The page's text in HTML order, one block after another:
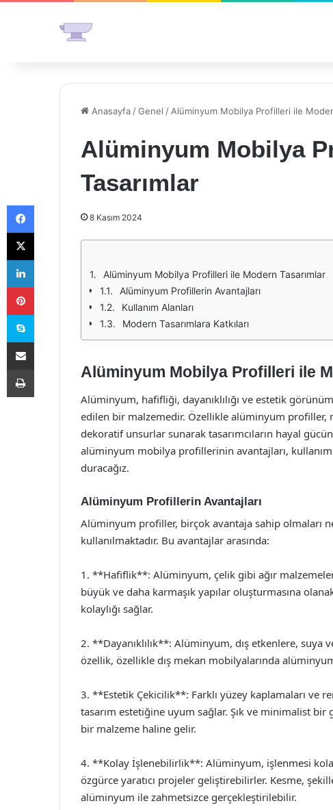
Anasayfa /Genel / Alüminyum Mobilya Profilleri ile
Alüminyum Mobilya
Tasarımlar
8 Kasım 2024
Alüminyum Mobilya Profilleri ile Modern Tasarımlar
Alüminyum Profillerin Avantajları
Kullanım Alanları
Modern Tasarımlara Katkıları
Alüminyum Mobilya Profilleri ile
Alüminyum, hafifliği, dayanıklılığı ve estetik
edilen bir malzemedir. Özellikle alüminyum profiller,
dekoratif unsurlar sunarak tasarımcıların hayal
alüminyum mobilya profillerinin avantajları,
duracağız.
Alüminyum Profillerin Avantajları
Alüminyum profiller, birçok avantaja sahip olmaları
kullanılmaktadır. Bu avantajlar arasında:
1. **Hafiflik**: Alüminyum, çelik gibi ağır
büyük ve daha karmaşık yapılar oluşturmasına
kolaylığı sağlar.
2. **Dayanıklılık**: Alüminyum, dış etkenlere, suya
özellik, özellikle dış mekan mobilyalarında
3. **Estetik Çekicilik**: Farklı yüzey kaplamaları ve
tasarım estetiğine uyum sağlar. Şık ve minimalist
bir malzeme haline gelir.
4. **Kolay İşlenebilirlik**: Alüminyum, işlenmesi
özgürce yaratıcı projeler geliştirebilirler. Kesme,
alüminyum ile zahmetsizce gerçekleştirilebilir.
Facebook
X
LinkedIn
Pinterest
Skype
E-Posta ile paylaş